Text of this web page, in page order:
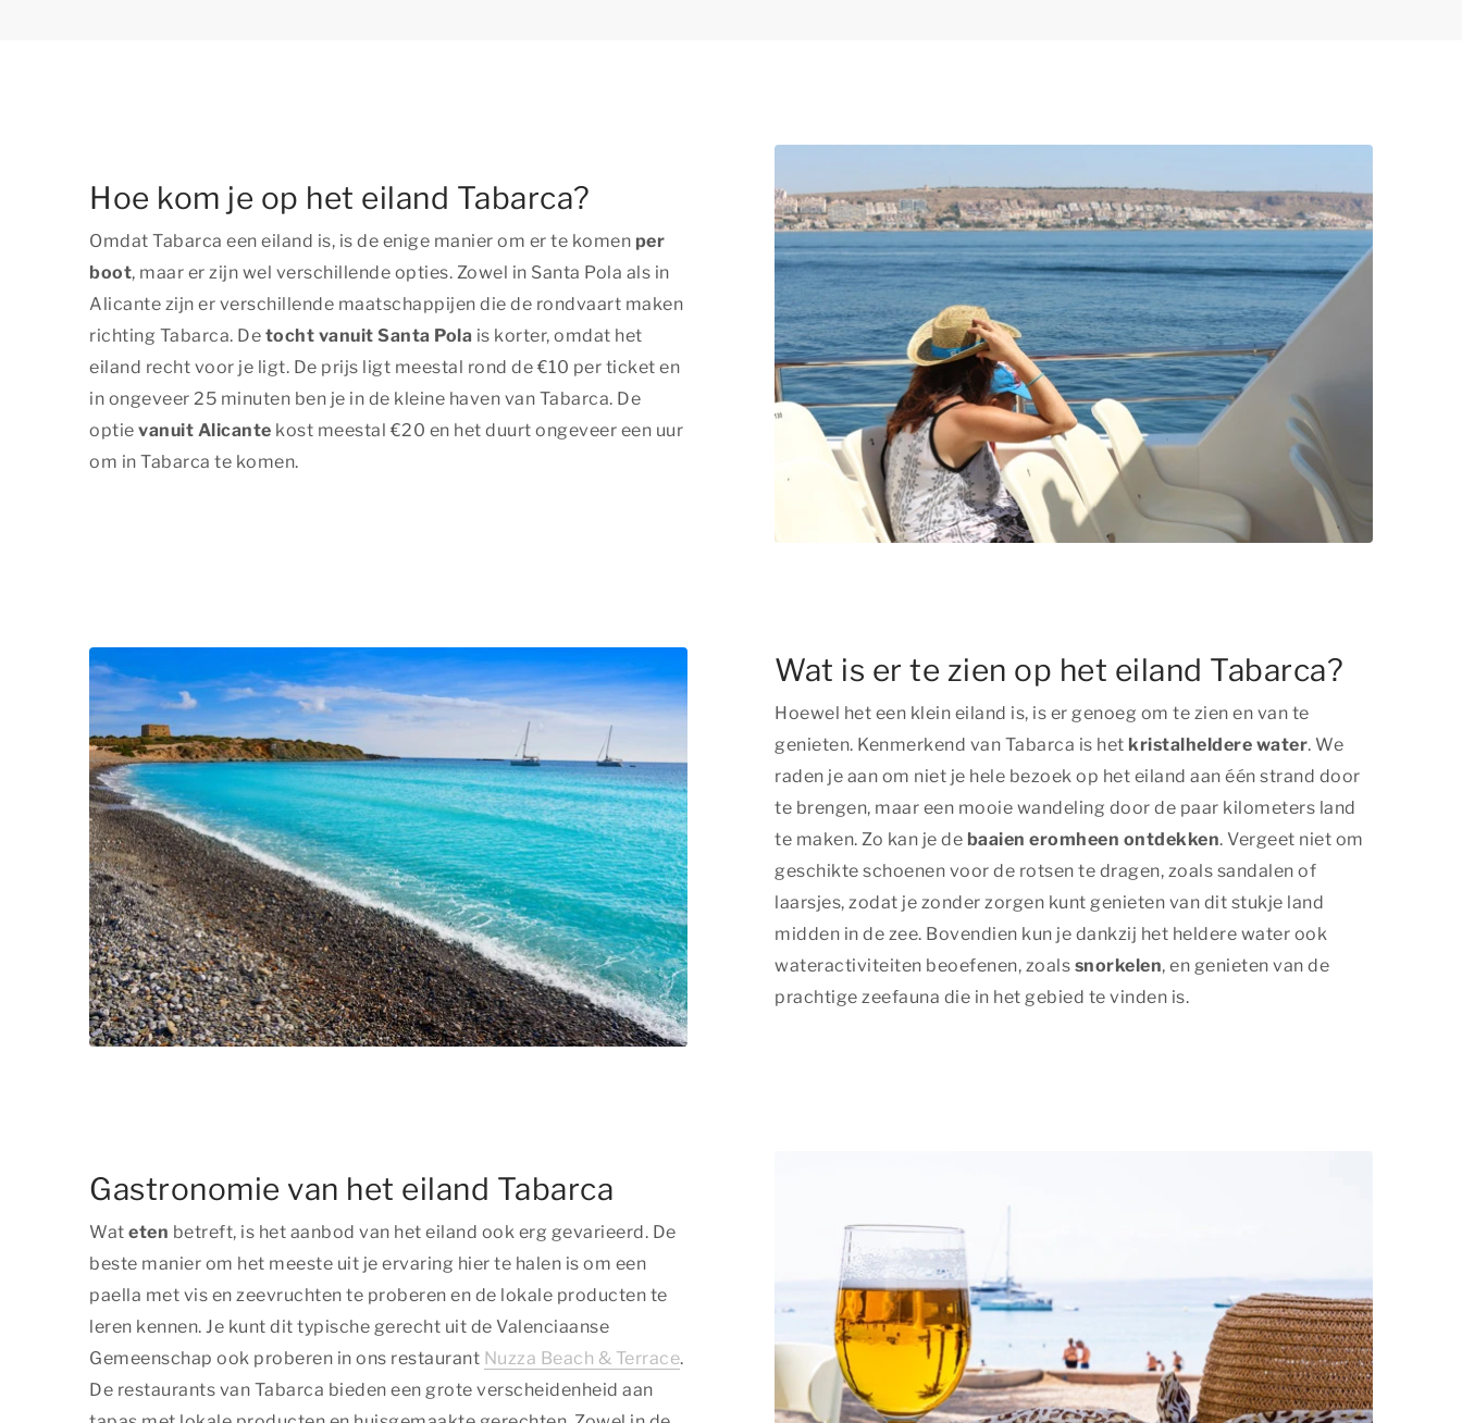
Hoe kom je op het eiland Tabarca?
Omdat Tabarca een eiland is, is de enige manier om er te komen per
boot, maar er zijn wel verschillende opties. Zowel in Santa Pola als in
Alicante zijn er verschillende maatschappijen die de rondvaart maken
richting Tabarca. De tocht vanuit Santa Pola is korter, omdat het
eiland recht voor je ligt. De prijs ligt meestal rond de €10 per ticket en
in ongeveer 25 minuten ben je in de kleine haven van Tabarca. De
optie vanuit Alicante kost meestal €20 en het duurt ongeveer een uur
om in Tabarca te komen.
Wat is er te zien op het eiland Tabarca?
Hoewel het een klein eiland is, is er genoeg om te zien en van te
genieten. Kenmerkend van Tabarca is het kristalheldere water. We
raden je aan om niet je hele bezoek op het eiland aan één strand door
te brengen, maar een mooie wandeling door de paar kilometers land
te maken. Zo kan je de baaien eromheen ontdekken. Vergeet niet om
geschikte schoenen voor de rotsen te dragen, zoals sandalen of
laarsjes, zodat je zonder zorgen kunt genieten van dit stukje land
midden in de zee. Bovendien kun je dankzij het heldere water ook
wateractiviteiten beoefenen, zoals snorkelen, en genieten van de
prachtige zeefauna die in het gebied te vinden is.
Gastronomie van het eiland Tabarca
Wat eten betreft, is het aanbod van het eiland ook erg gevarieerd. De
beste manier om het meeste uit je ervaring hier te halen is om een
paella met vis en zeevruchten te proberen en de lokale producten te
leren kennen. Je kunt dit typische gerecht uit de Valenciaanse
Gemeenschap ook proberen in ons restaurant Nuzza Beach & Terrace.
De restaurants van Tabarca bieden een grote verscheidenheid aan